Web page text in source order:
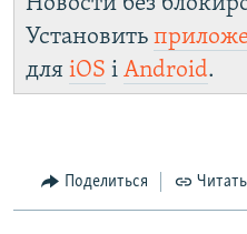
Установить
для iOS і Android.
Поделиться